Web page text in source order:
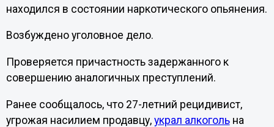
находился в состоянии наркотического опьянения.
Возбуждено уголовное дело.
Проверяется причастность задержанного к
совершению аналогичных преступлений.
Ранее сообщалось, что 27-летний рецидивист,
угрожая насилием продавцу, украл алкогольна